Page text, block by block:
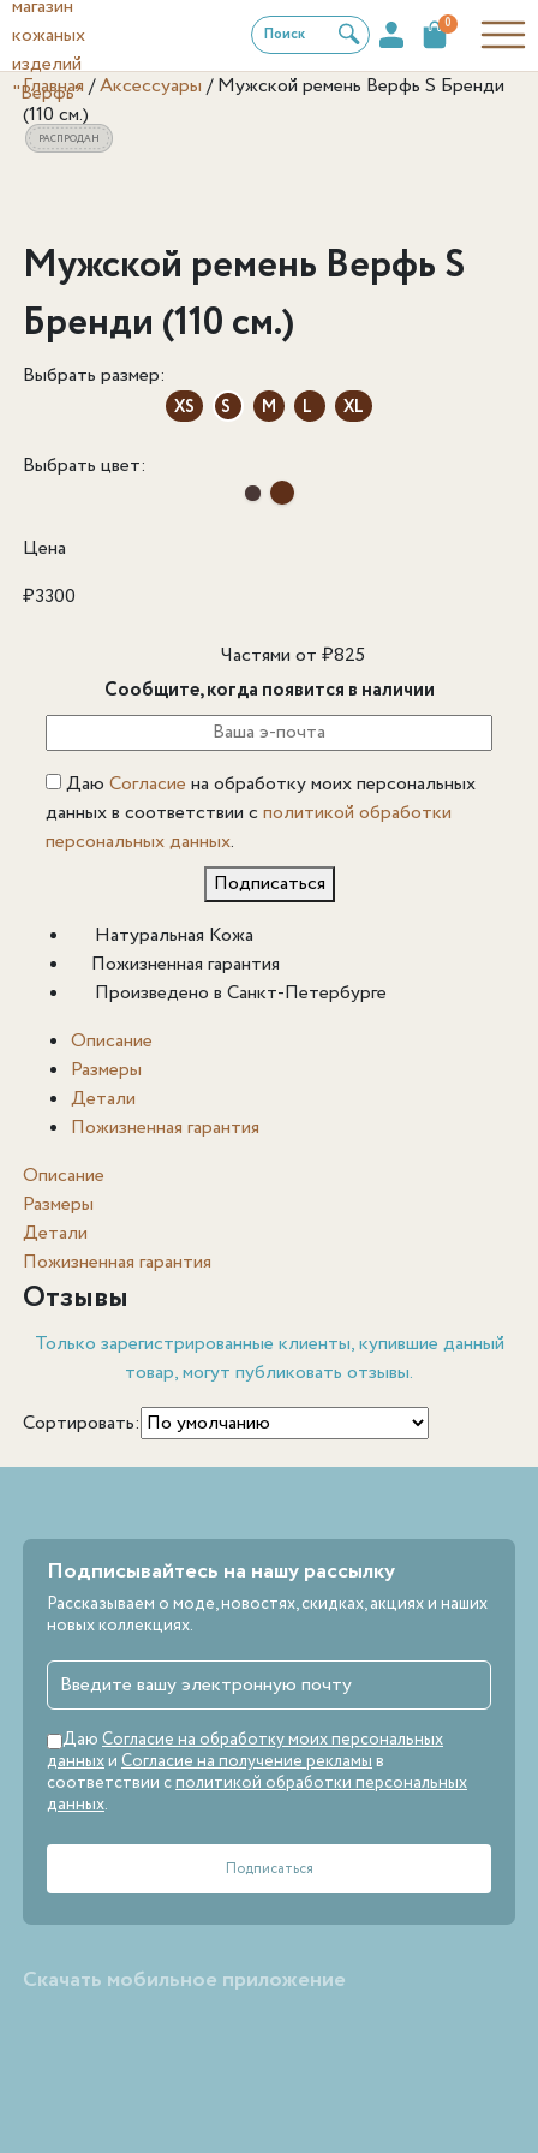
Поиск
0
Главная /Аксессуары /Мужской ремень Верфь S Бренди
(110 см.)
Мужской ремень Верфь S
Бренди (110 см.)
Выбрать размер:
XS S M L XL
Выбрать цвет:
Цена
₽3300
РАСПРОДАН
Частями от ₽825
Сообщите, когда появится в наличии
Даю Согласие на обработку моих персональных
данных в соответствии сполитикой обработки
персональных данных.
Подписаться
Натуральная Кожа
Пожизненная гарантия
Произведено в Санкт-Петербурге
Описание
Размеры
Детали
Пожизненная гарантия
Описание
Размеры
Детали
Пожизненная гарантия
Отзывы
Только зарегистрированные клиенты, купившие данный
товар, могут публиковать отзывы.
Сортировать:
Подписывайтесь на нашу рассылку
Рассказываем о моде, новостях, скидках, акциях и наших
новых коллекциях.
Даю Согласие на обработку моих персональных
данныхи Согласие на получение рекламыв
соответствии сполитикой обработки персональных
данных.
Скачать мобильное приложение